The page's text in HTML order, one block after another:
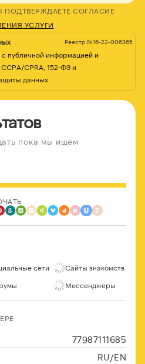
ПОДТВЕРЖДАЕТЕ СОГЛАСИЕ
УСЛУГИ
Реестр №16-22-006365
публичной информацией и
CPRA, 152-ФЗ и
данных.
пока мы ищем
сети Сайты знакомств
Мессенджеры
77987111685
RU/EN